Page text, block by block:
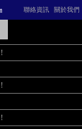
關於我們
聯絡資訊